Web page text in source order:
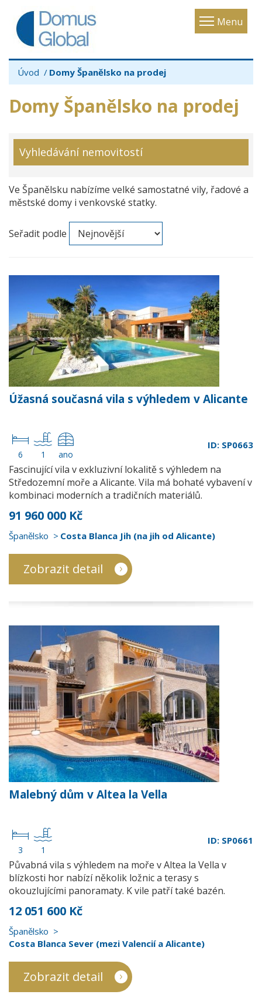
Menu
Toggle
Úvod Domy Španělsko na prodej
Domy Španělsko na prodej
Vyhledávání nemovitostí
Ve Španělsku nabízíme velké samostatné vily, řadové a
městské domy i venkovské statky.
Seřadit podle
Úžasná současná vila s výhledem v Alicante
6 1 ano
ID: SP0663
Fascinující vila v exkluzivní lokalitě s výhledem na
Středozemní moře a Alicante. Vila má bohaté vybavení v
kombinaci moderních a tradičních materiálů.
91 960 000 Kč
Španělsko Costa Blanca Jih (na jih od Alicante)
Zobrazit detail
Malebný dům v Altea la Vella
3 1
ID: SP0661
Půvabná vila s výhledem na moře v Altea la Vella v
blízkosti hor nabízí několik ložnic a terasy s
okouzlujícími panoramaty. K vile patří také bazén.
12 051 600 Kč
Španělsko
Costa Blanca Sever (mezi Valencií a Alicante)
Zobrazit detail